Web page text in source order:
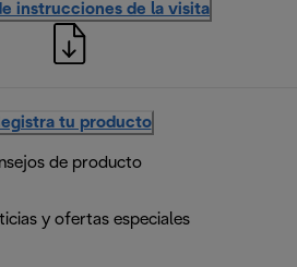
instrucciones de la visita
tu producto
de producto
y ofertas especiales